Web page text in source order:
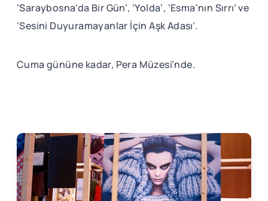
‘Saraybosna'da Bir Gün’, ‘Yolda’, ‘Esma'nın Sırrı’ ve
‘Sesini Duyuramayanlar İçin Aşk Adası’.
Cuma gününe kadar, Pera Müzesi’nde.